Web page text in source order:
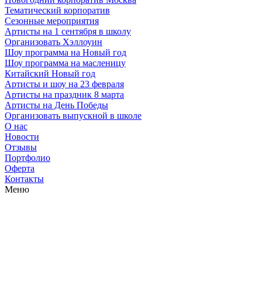
Тематический корпоратив
Сезонные мероприятия
Артисты на 1 сентября в школу
Организовать Хэллоуин
Шоу программа на Новый год
Шоу программа на масленицу
Китайский Новый год
Артисты и шоу на 23 февраля
Артисты на праздник 8 марта
Артисты на День Победы
Организовать выпускной в школе
О нас
Новости
Отзывы
Портфолио
Оферта
Контакты
Меню